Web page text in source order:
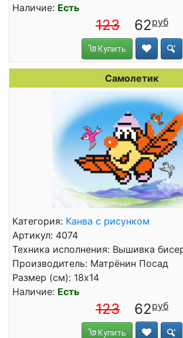
Наличие: Есть
123 62
Купить
Самолетик
Категория: Канва с рисунком
Артикул: 4074
Техника исполнения: Вышивка
Производитель: Матрёнин Посад
Размер (см): 18x14
Наличие: Есть
123 62
Купить